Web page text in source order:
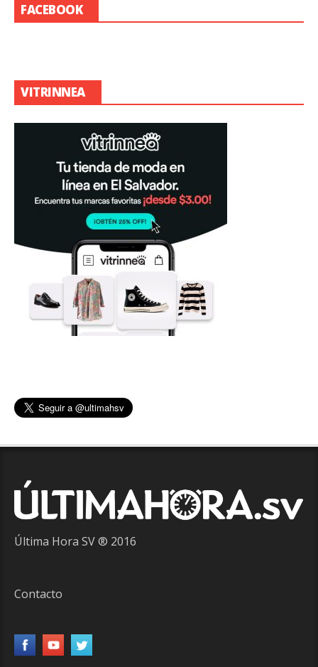
FACEBOOK
VITRINNEA
Última Hora SV ® 2016
Contacto